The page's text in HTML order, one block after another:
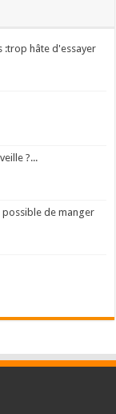
:trop hâte d'essayer
?...
possible de manger